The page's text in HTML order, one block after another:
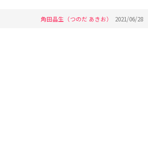
角田晶生（つのだ あきお） 2021/06/28